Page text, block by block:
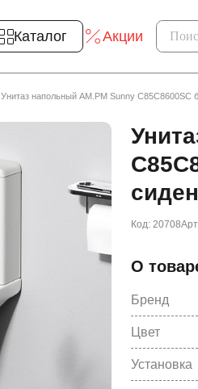
Каталог Акции
Унитаз напольный AM.PM Sunny
Код: 20708
О
Бренд
Цвет
Установка